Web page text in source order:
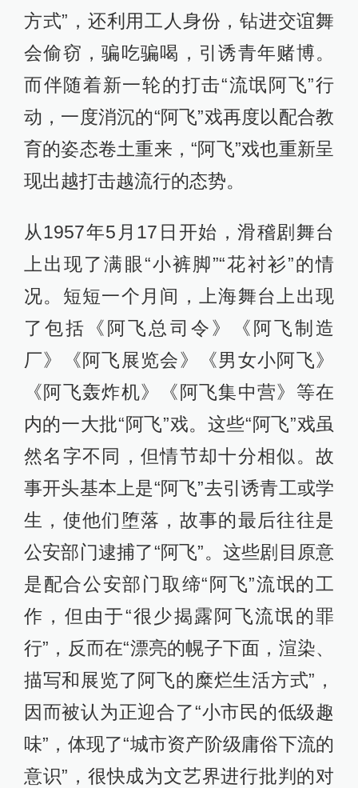
方式”，还利用工人身份，钻进交谊舞
会偷窃，骗吃骗喝，引诱青年赌博。
而伴随着新一轮的打击“流氓阿飞”行
动，一度消沉的“阿飞”戏再度以配合教
育的姿态卷土重来，“阿飞”戏也重新呈
现出越打击越流行的态势。
从1957年5月17日开始，滑稽剧舞台
上出现了满眼“小裤脚”“花衬衫”的情
况。短短一个月间，上海舞台上出现
了包括《阿飞总司令》《阿飞制造
厂》《阿飞展览会》《男女小阿飞》
《阿飞轰炸机》《阿飞集中营》等在
内的一大批“阿飞”戏。这些“阿飞”戏虽
然名字不同，但情节却十分相似。故
事开头基本上是“阿飞”去引诱青工或学
生，使他们堕落，故事的最后往往是
公安部门逮捕了“阿飞”。这些剧目原意
是配合公安部门取缔“阿飞”流氓的工
作，但由于“很少揭露阿飞流氓的罪
行”，反而在“漂亮的幌子下面，渲染、
描写和展览了阿飞的糜烂生活方式”，
因而被认为正迎合了“小市民的低级趣
味”，体现了“城市资产阶级庸俗下流的
意识”，很快成为文艺界进行批判的对